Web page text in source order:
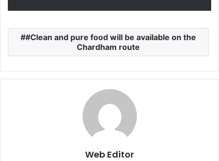
#Clean and pure food will be available on the
Chardham route
Web Editor